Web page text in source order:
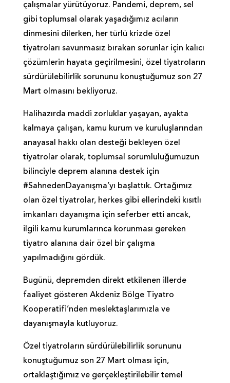
çalışmalar yürütüyoruz. Pandemi, deprem, sel
gibi toplumsal olarak yaşadığımız acıların
dinmesini dilerken, her türlü krizde özel
tiyatroları savunmasız bırakan sorunlar için kalıcı
çözümlerin hayata geçirilmesini, özel tiyatroların
sürdürülebilirlik sorununu konuştuğumuz son 27
Mart olmasını bekliyoruz.
Halihazırda maddi zorluklar yaşayan, ayakta
kalmaya çalışan, kamu kurum ve kuruluşlarından
anayasal hakkı olan desteği bekleyen özel
tiyatrolar olarak, toplumsal sorumluluğumuzun
bilinciyle deprem alanına destek için
#SahnedenDayanışma’yı başlattık. Ortağımız
olan özel tiyatrolar, herkes gibi ellerindeki kısıtlı
imkanları dayanışma için seferber etti ancak,
ilgili kamu kurumlarınca korunması gereken
tiyatro alanına dair özel bir çalışma
yapılmadığını gördük.
Bugünü, depremden direkt etkilenen illerde
faaliyet gösteren Akdeniz Bölge Tiyatro
Kooperatifi’nden meslektaşlarımızla ve
dayanışmayla kutluyoruz.
Özel tiyatroların sürdürülebilirlik sorununu
konuştuğumuz son 27 Mart olması için,
ortaklaştığımız ve gerçekleştirilebilir temel